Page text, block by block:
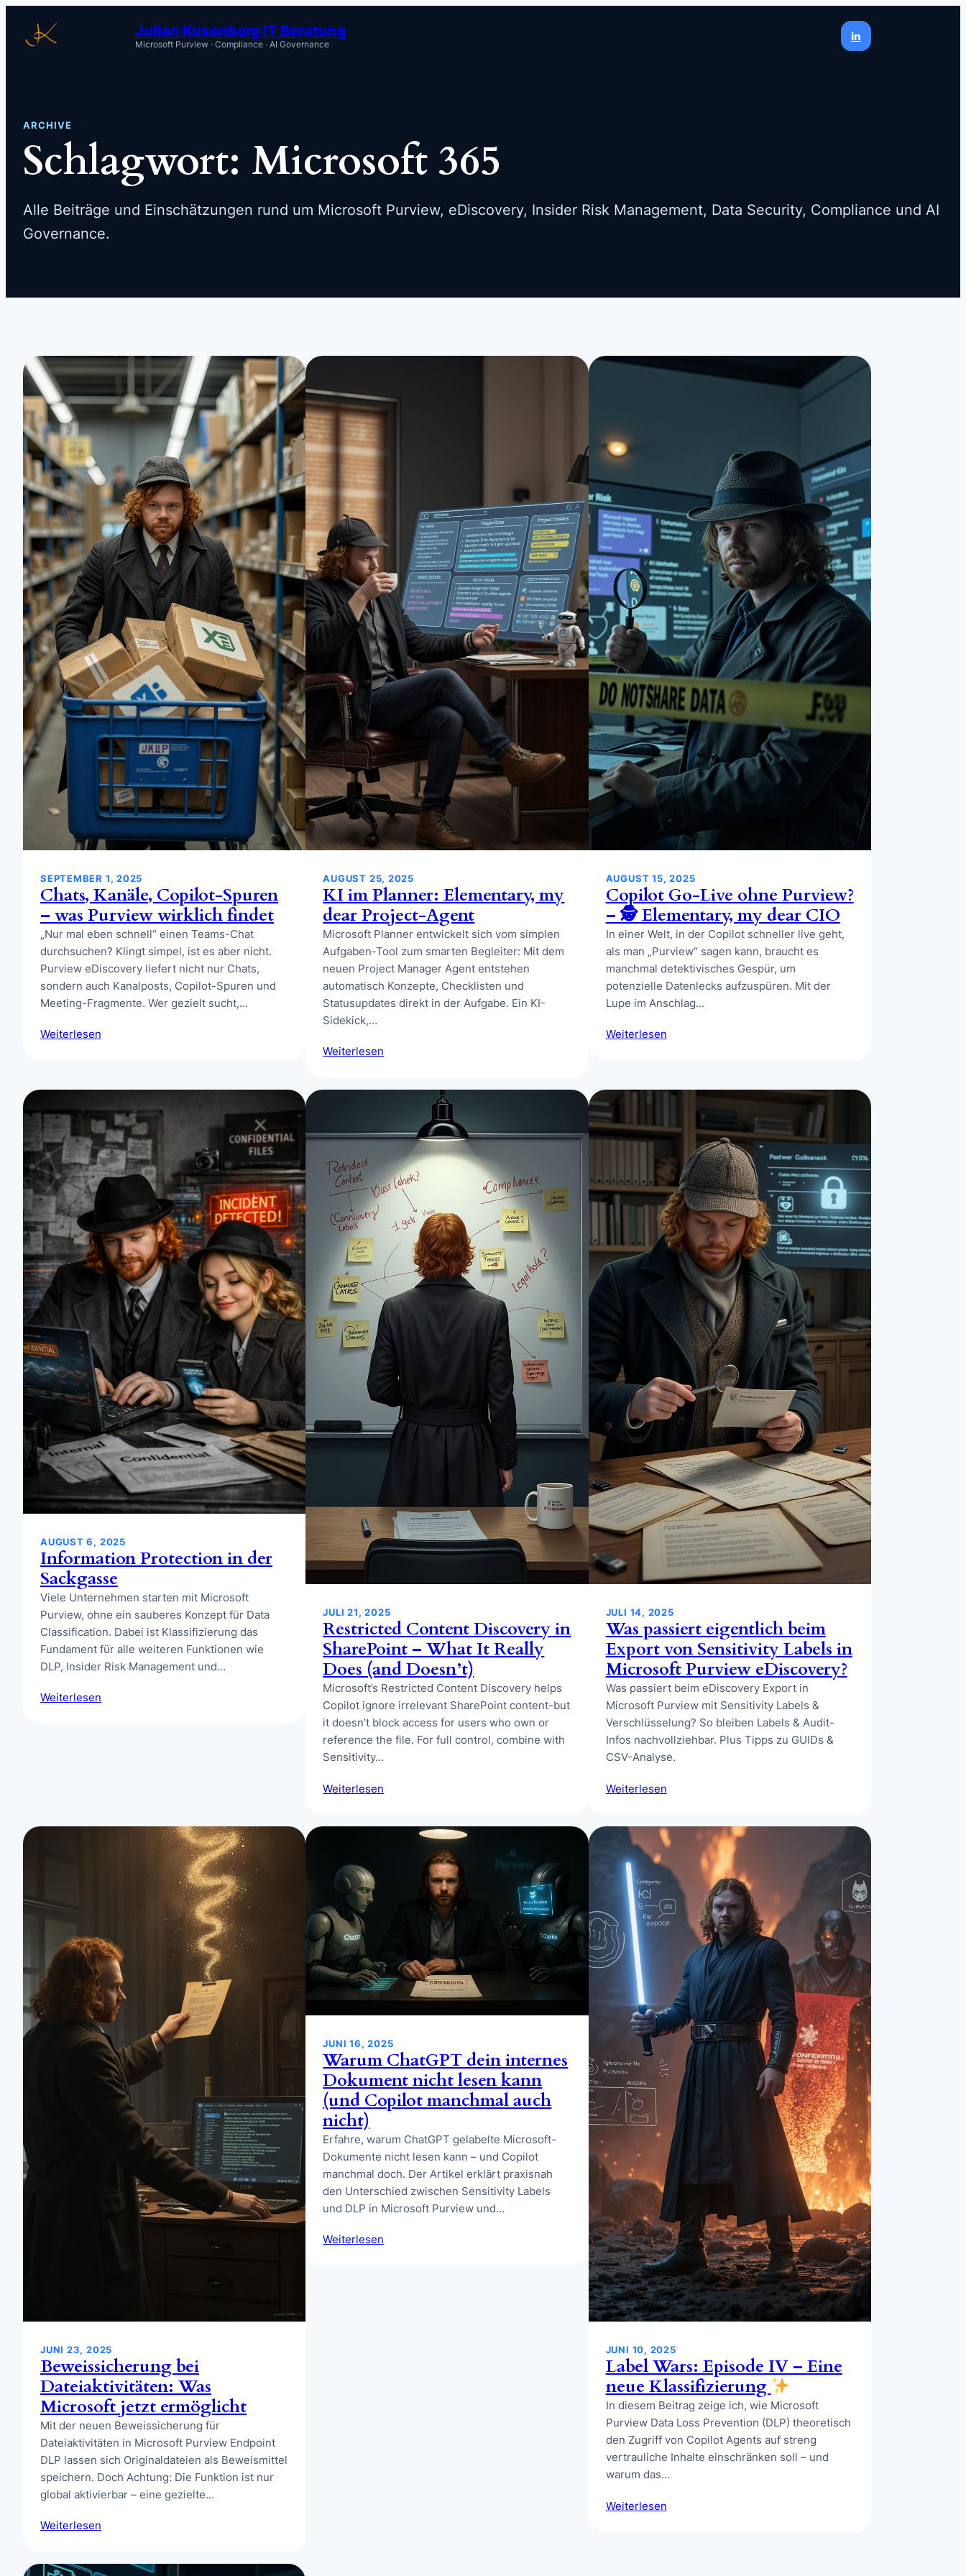
Inhalt
Julian Kusenberg IT Beratung
Microsoft Purview · Compliance · AI Governance
in
ARCHIVE
Schlagwort: Microsoft 365
Alle Beiträge und Einschätzungen rund um Microsoft Purview, eDiscovery, Insider Risk Management, Data Security, Compliance und AI
Governance.
SEPTEMBER 1, 2025
Chats, Kanäle, Copilot-Spuren
– was Purview wirklich findet
„Nur mal eben schnell“ einen Teams-Chat
durchsuchen? Klingt simpel, ist es aber nicht.
Purview eDiscovery liefert nicht nur Chats,
sondern auch Kanalposts, Copilot-Spuren und
Meeting-Fragmente. Wer gezielt sucht,…
Weiterlesen
AUGUST 25, 2025
KI im Planner: Elementary, my
dear Project-Agent
Microsoft Planner entwickelt sich vom simplen
Aufgaben-Tool zum smarten Begleiter: Mit dem
neuen Project Manager Agent entstehen
automatisch Konzepte, Checklisten und
Statusupdates direkt in der Aufgabe. Ein KI-
Sidekick,…
Weiterlesen
AUGUST 15, 2025
Copilot Go-Live ohne Purview?
– 🕵️ Elementary, my dear CIO
In einer Welt, in der Copilot schneller live geht,
als man „Purview“ sagen kann, braucht es
manchmal detektivisches Gespür, um
potenzielle Datenlecks aufzuspüren. Mit der
Lupe im Anschlag…
Weiterlesen
AUGUST 6, 2025
Information Protection in der
Sackgasse
Viele Unternehmen starten mit Microsoft
Purview, ohne ein sauberes Konzept für Data
Classification. Dabei ist Klassifizierung das
Fundament für alle weiteren Funktionen wie
DLP, Insider Risk Management und…
Weiterlesen
JULI 21, 2025
Restricted Content Discovery in
SharePoint – What It Really
Does (and Doesn’t)
Microsoft’s Restricted Content Discovery helps
Copilot ignore irrelevant SharePoint content-but
it doesn’t block access for users who own or
reference the file. For full control, combine with
Sensitivity…
Weiterlesen
JULI 14, 2025
Was passiert eigentlich beim
Export von Sensitivity Labels in
Microsoft Purview eDiscovery?
Was passiert beim eDiscovery Export in
Microsoft Purview mit Sensitivity Labels &
Verschlüsselung? So bleiben Labels & Audit-
Infos nachvollziehbar. Plus Tipps zu GUIDs &
CSV-Analyse.
Weiterlesen
JUNI 23, 2025
Beweissicherung bei
Dateiaktivitäten: Was
Microsoft jetzt ermöglicht
Mit der neuen Beweissicherung für
Dateiaktivitäten in Microsoft Purview Endpoint
DLP lassen sich Originaldateien als Beweismittel
speichern. Doch Achtung: Die Funktion ist nur
global aktivierbar – eine gezielte…
Weiterlesen
JUNI 16, 2025
Warum ChatGPT dein internes
Dokument nicht lesen kann
(und Copilot manchmal auch
nicht)
Erfahre, warum ChatGPT gelabelte Microsoft-
Dokumente nicht lesen kann – und Copilot
manchmal doch. Der Artikel erklärt praxisnah
den Unterschied zwischen Sensitivity Labels
und DLP in Microsoft Purview und…
Weiterlesen
JUNI 10, 2025
Label Wars: Episode IV – Eine
neue Klassifizierung
In diesem Beitrag zeige ich, wie Microsoft
Purview Data Loss Prevention (DLP) theoretisch
den Zugriff von Copilot Agents auf streng
vertrauliche Inhalte einschränken soll – und
warum das…
Weiterlesen